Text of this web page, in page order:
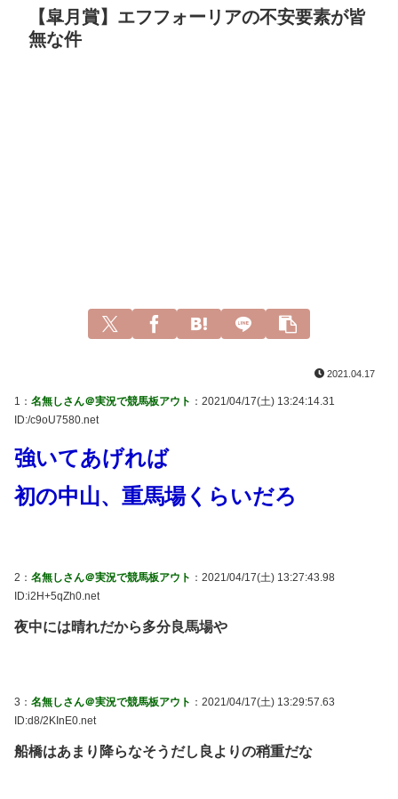
【皐月賞】エフフォーリアの不安要素が皆
無な件
2021.04.17
1： 名無しさん＠実況で競馬板アウト ：2021/04/17(土) 13:24:14.31
ID:/c9oU7580.net
強いてあげれば
初の中山、重馬場くらいだろ
2： 名無しさん＠実況で競馬板アウト ：2021/04/17(土) 13:27:43.98
ID:i2H+5qZh0.net
夜中には晴れだから多分良馬場や
3： 名無しさん＠実況で競馬板アウト ：2021/04/17(土) 13:29:57.63
ID:d8/2KInE0.net
船橋はあまり降らなそうだし良よりの稍重だな